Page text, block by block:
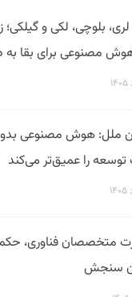
بلوچی، لکی و گیلکی؛
مصنوعی برای بقا به
ملل: هوش مصنوعی
را عمیق‌تر می‌کند
متخصصان فناوری،
سنجش